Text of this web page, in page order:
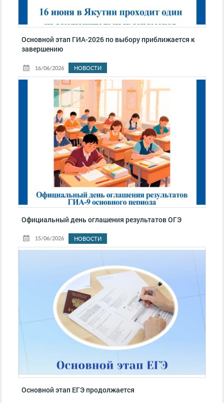
Основной этап ГИА-2026 по выбору приближается к
завершению
16/06/2026 НОВОСТИ
Официальный день оглашения результатов ОГЭ
15/06/2026 НОВОСТИ
Основной этап ЕГЭ продолжается